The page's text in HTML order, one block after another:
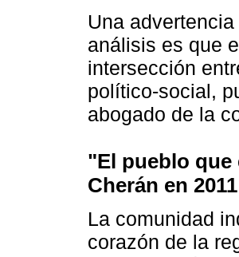
Una
análisis es que
intersección
político-social,
abogado de la
"El pueblo que
Cherán en
La comunidad
corazón de la